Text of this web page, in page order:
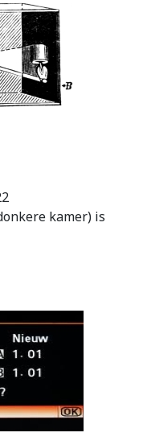
kamer) is